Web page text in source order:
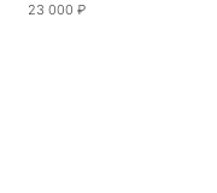
23 000 ₽